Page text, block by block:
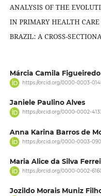
ANALYSIS OF THE
IN PRIMARY HEALTH
BRAZIL: A CROSS-
Márcia Camila
https://orcid.org/0000-0003-
Janiele Paulino Alves
https://orcid.org/0000-0002-
Anna Karina Barros de
https://orcid.org/0000-0003-
Maria Alice da Silva
https://orcid.org/0000-0002-
Jozildo Morais Muniz